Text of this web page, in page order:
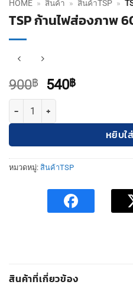
HOME » สินค้า » สินค้าTSP »
TSP ก้านไฟส่องภาพ
900฿
Original
price
was:
900฿.
540฿Current
540฿.
จำนวน TSP ก้านไฟส่องภาพ
หยิบใ
หมวดหมู่: สินค้าTSP
สินค้าที่เกี่ยวข้อง